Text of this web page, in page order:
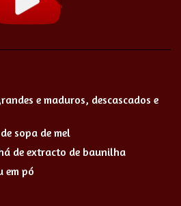
e maduros, descascados e
sopa de mel
de extracto de baunilha
em pó